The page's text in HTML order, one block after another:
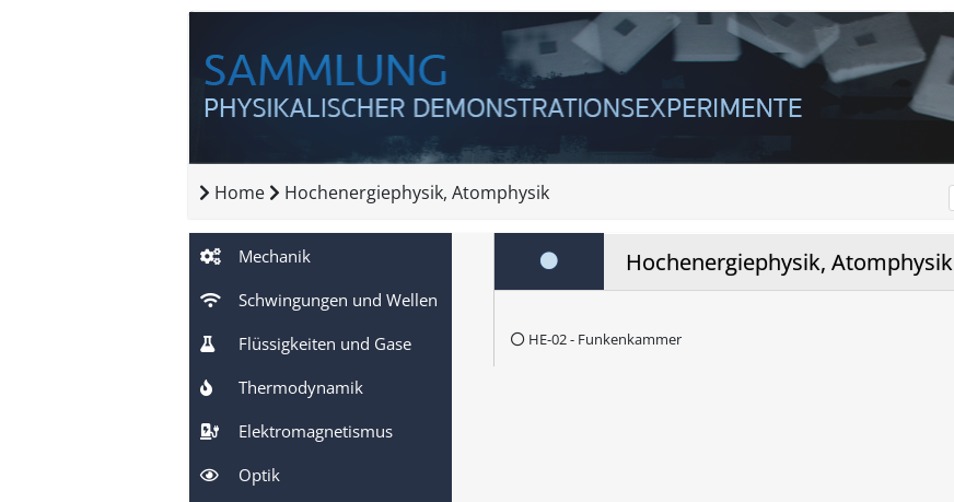
Home Hochenergiephysik, Atomphysik
Mechanik
Schwingungen und Wellen
Flüssigkeiten und Gase
Thermodynamik
Elektromagnetismus
Optik
Hochenergiephysik, Atomphysik
HE-02 - Funkenkammer